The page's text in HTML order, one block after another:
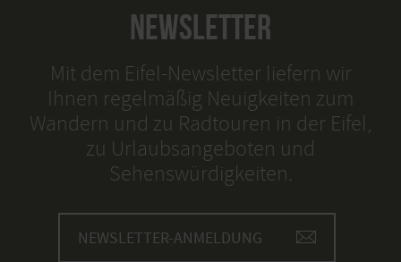
NEWSLETTER
Mit dem Eifel-Newsletter liefern wir
Ihnen regelmäßig Neuigkeiten zum
Wandern und zu Radtouren in der Eifel,
zu Urlaubsangeboten und
Sehenswürdigkeiten.
NEWSLETTER-ANMELDUNG